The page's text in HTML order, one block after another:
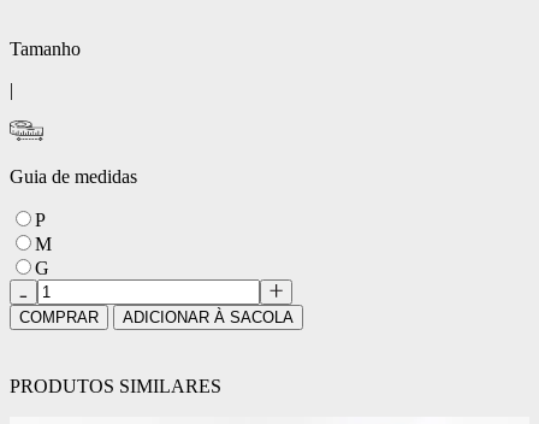
Tamanho
|
Guia de medidas
P
M
G
COMPRAR ADICIONAR À SACOLA
PRODUTOS SIMILARES